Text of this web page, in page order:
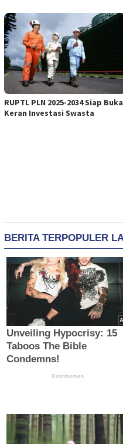
RUPTL PLN 2025-2034 Siap Buka
Keran Investasi Swasta